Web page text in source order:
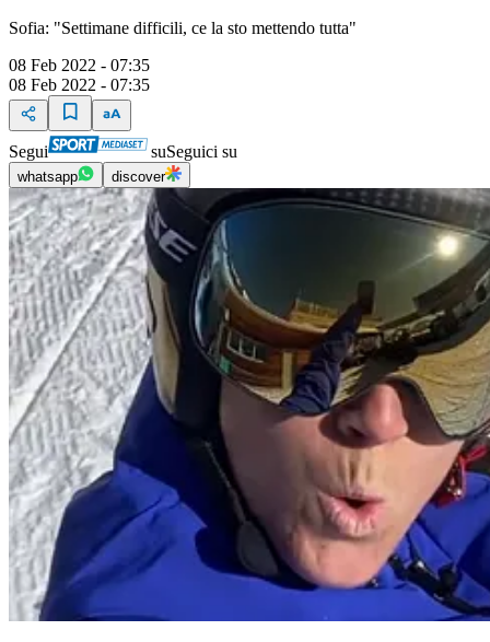
Sofia: "Settimane difficili, ce la sto mettendo tutta"
08 Feb 2022 - 07:35
08 Feb 2022 - 07:35
Segui suSeguici su
whatsapp discover